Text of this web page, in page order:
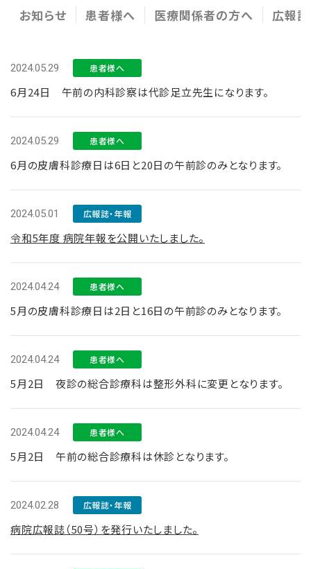
お知らせ 患者様へ 医療関係者の方へ 広報誌
2024.05.29 患者様へ
6月24日 午前の内科診察は代診足立先生になります。
2024.05.29 患者様へ
6月の皮膚科診療日は6日と20日の午前診のみとなります。
2024.05.01 広報誌・年報
令和5年度 病院年報を公開いたしました。
2024.04.24 患者様へ
5月の皮膚科診療日は2日と16日の午前診のみとなります。
2024.04.24 患者様へ
5月2日 夜診の総合診療科は整形外科に変更となります。
2024.04.24 患者様へ
5月2日 午前の総合診療科は休診となります。
2024.02.28 広報誌・年報
病院広報誌（50号）を発行いたしました。